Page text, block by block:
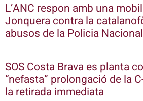
L’ANC respon amb una
Jonquera contra la
abusos de la Policia Nacional
SOS Costa Brava es planta
“nefasta” prolongació de la
la retirada immediata